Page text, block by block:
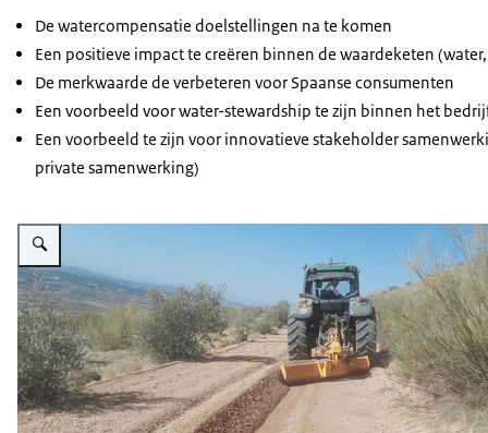
De watercompensatie doelstellingen na te komen
Een positieve impact te creëren binnen de waardeketen
De merkwaarde de verbeteren voor Spaanse consumenten
Een voorbeeld voor water-stewardship te zijn binnen het
Een voorbeeld te zijn voor innovatieve stakeholder
private samenwerking)
Vergroot afbeelding Water